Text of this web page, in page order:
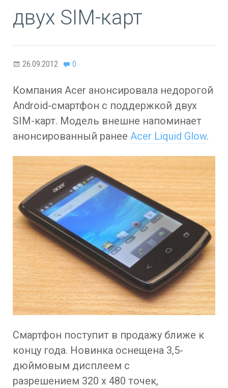
двух SIM-карт
26.09.2012 0
Компания Acer анонсировала недорогой
Android-смартфон с поддержкой двух
SIM-карт. Модель внешне напоминает
анонсированный ранее Acer Liquid Glow.
Смартфон поступит в продажу ближе к
концу года. Новинка оснещена 3,5-
дюймовым дисплеем с
разрешением 320 х 480 точек,